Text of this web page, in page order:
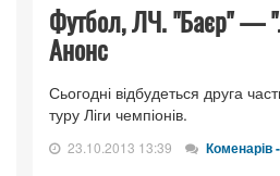
Футбол, ЛЧ. "Баєр" —
Анонс
Сьогодні відбудеться друга
туру Ліги чемпіонів.
23.10.2013 13:39 Коменарів